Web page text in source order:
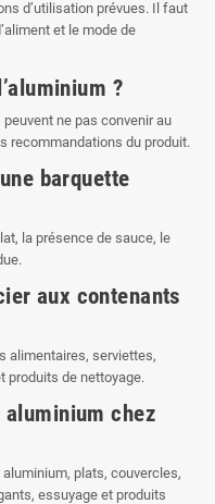
d’utilisation prévues. Il faut
et le mode de
?
ne pas convenir au
recommandations du produit.
barquette
la présence de sauce, le
aux contenants
alimentaires, serviettes,
produits de nettoyage.
chez
plats, couvercles,
essuyage et produits